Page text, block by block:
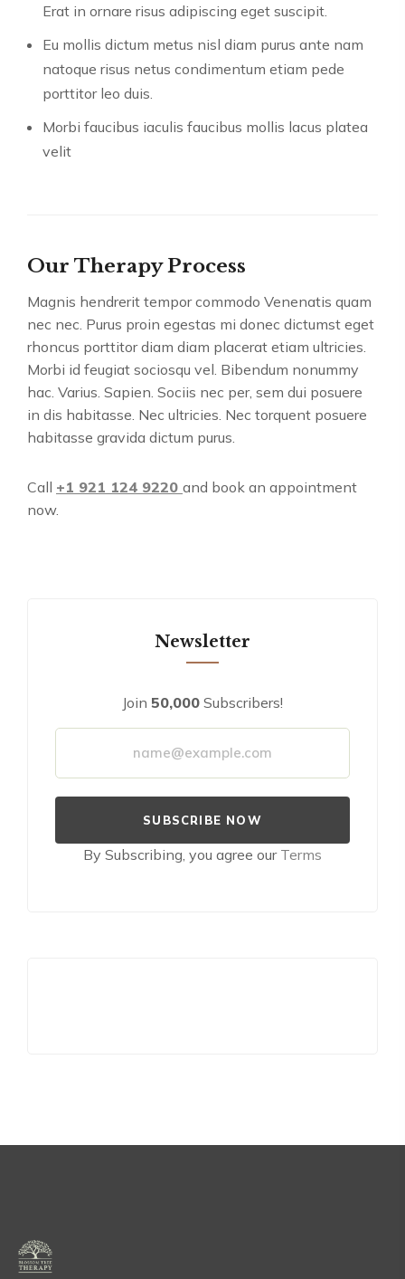
Erat in ornare risus adipiscing eget suscipit.
Eu mollis dictum metus nisl diam purus ante nam
natoque risus netus condimentum etiam pede
porttitor leo duis.
Morbi faucibus iaculis faucibus mollis lacus platea
velit
Our Therapy Process
Magnis hendrerit tempor commodo Venenatis quam
nec nec. Purus proin egestas mi donec dictumst eget
rhoncus porttitor diam diam placerat etiam ultricies.
Morbi id feugiat sociosqu vel. Bibendum nonummy
hac. Varius. Sapien. Sociis nec per, sem dui posuere
in dis habitasse. Nec ultricies. Nec torquent posuere
habitasse gravida dictum purus.
Call +1 921 124 9220 and book an appointment
now.
Newsletter
Join 50,000 Subscribers!
By Subscribing, you agree our Terms